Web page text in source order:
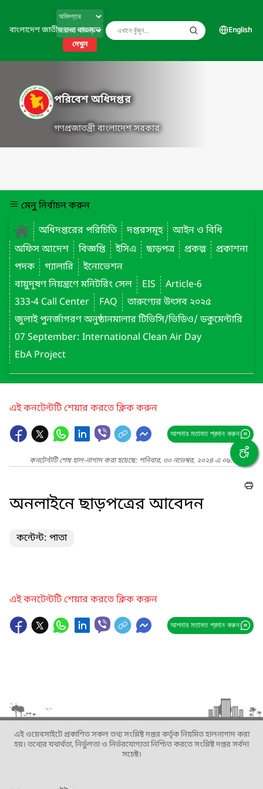
বাংলাদেশ জাতীয় তথ্য বাতায়ন
দেখুন
English
পরিবেশ অধিদপ্তর
গণপ্রজাতন্ত্রী বাংলাদেশ সরকার
মেনু নির্বাচন করুন
অধিদপ্তরের পরিচিতি
দপ্তরসমূহ
আইন ও বিধি
অফিস আদেশ
বিজ্ঞপ্তি ইসিএ ছাড়পত্র প্রকল্প
প্রকাশনা
পদক
গ্যালারি
ইনোভেশন
বায়ুদূষণ নিয়ন্ত্রণে মনিটরিং সেল
EIS
Article-6
333-4 Call Center
FAQ
তারুণ্যের উৎসব ২০২৫
জুলাই পুনর্জাগরণ অনুষ্ঠানমালার টিভিসি/ভিডিও/ ডকুমেন্টারি
07 September: International Clean Air Day
EbA Project
এই কনটেন্টটি শেয়ার করতে ক্লিক করুন
আপনার মতামত প্রদান করুন
কনটেন্টটি শেষ হাল-নাগাদ করা হয়েছে: শনিবার, ৩০ নভেম্বর, ২০২৪ এ ০৯:৪৮ PM
অনলাইনে ছাড়পত্রের আবেদন
কন্টেন্ট: পাতা
এই কনটেন্টটি শেয়ার করতে ক্লিক করুন
আপনার মতামত প্রদান করুন
এই ওয়েবসাইটে প্রকাশিত সকল তথ্য সংশ্লিষ্ট দপ্তর কর্তৃক নিয়মিত হালনাগাদ করা
হয়। তথ্যের যথার্থতা, নির্ভুলতা ও নির্ভরযোগ্যতা নিশ্চিত করতে সংশ্লিষ্ট দপ্তর সর্বদা
সচেষ্ট।